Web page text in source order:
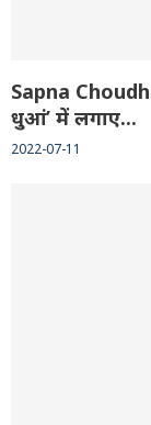
Sapna
धुआं’ में लगाए...
2022-07-11